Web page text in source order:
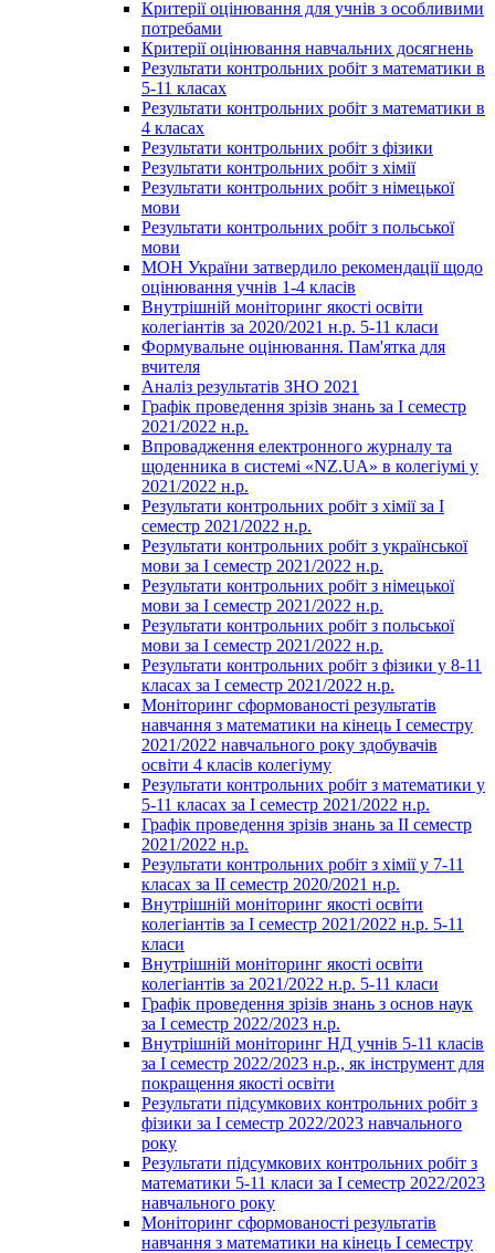
Критерії оцінювання для учнів з особливими
потребами
Критерії оцінювання навчальних досягнень
Результати контрольних робіт з математики в
5-11 класах
Результати контрольних робіт з математики в
4 класах
Результати контрольних робіт з фізики
Результати контрольних робіт з хімії
Результати контрольних робіт з німецької
мови
Результати контрольних робіт з польської
мови
МОН України затвердило рекомендації щодо
оцінювання учнів 1-4 класів
Внутрішній моніторинг якості освіти
колегіантів за 2020/2021 н.р. 5-11 класи
Формувальне оцінювання. Пам'ятка для
вчителя
Аналіз результатів ЗНО 2021
Графік проведення зрізів знань за І семестр
2021/2022 н.р.
Впровадження електронного журналу та
щоденника в системі «NZ.UA» в колегіумі у
2021/2022 н.р.
Результати контрольних робіт з хімії за І
семестр 2021/2022 н.р.
Результати контрольних робіт з української
мови за І семестр 2021/2022 н.р.
Результати контрольних робіт з німецької
мови за І семестр 2021/2022 н.р.
Результати контрольних робіт з польської
мови за І семестр 2021/2022 н.р.
Результати контрольних робіт з фізики у 8-11
класах за І семестр 2021/2022 н.р.
Моніторинг сформованості результатів
навчання з математики на кінець І семестру
2021/2022 навчального року здобувачів
освіти 4 класів колегіуму
Результати контрольних робіт з математики у
5-11 класах за І семестр 2021/2022 н.р.
Графік проведення зрізів знань за ІІ семестр
2021/2022 н.р.
Результати контрольних робіт з хімії у 7-11
класах за ІІ семестр 2020/2021 н.р.
Внутрішній моніторинг якості освіти
колегіантів за І семестр 2021/2022 н.р. 5-11
класи
Внутрішній моніторинг якості освіти
колегіантів за 2021/2022 н.р. 5-11 класи
Графік проведення зрізів знань з основ наук
за І семестр 2022/2023 н.р.
Внутрішній моніторинг НД учнів 5-11 класів
за І семестр 2022/2023 н.р., як інструмент для
покращення якості освіти
Результати підсумкових контрольних робіт з
фізики за І семестр 2022/2023 навчального
року
Результати підсумкових контрольних робіт з
математики 5-11 класи за І семестр 2022/2023
навчального року
Моніторинг сформованості результатів
навчання з математики на кінець І семестру